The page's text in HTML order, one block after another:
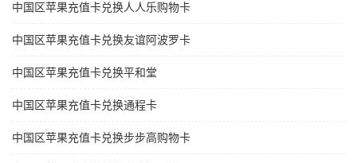
中国区苹果充值卡兑换人人乐购物卡
中国区苹果充值卡兑换友谊阿波罗卡
中国区苹果充值卡兑换平和堂
中国区苹果充值卡兑换通程卡
中国区苹果充值卡兑换步步高购物卡